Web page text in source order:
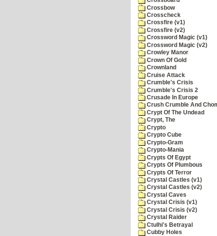
Crossbow
Crosscheck
Crossfire (v1)
Crossfire (v2)
Crossword Magic (v1)
Crossword Magic (v2)
Crowley Manor
Crown Of Gold
Crownland
Cruise Attack
Crumble's Crisis
Crumble's Crisis 2
Crusade In Europe
Crush Crumble And
Crypt Of The Undead
Crypt, The
Crypto
Crypto Cube
Crypto-Gram
Crypto-Mania
Crypts Of Egypt
Crypts Of Plumbous
Crypts Of Terror
Crystal Castles (v1)
Crystal Castles (v2)
Crystal Caves
Crystal Crisis (v1)
Crystal Crisis (v2)
Crystal Raider
Ctulhi's Betrayal
Cubby Holes